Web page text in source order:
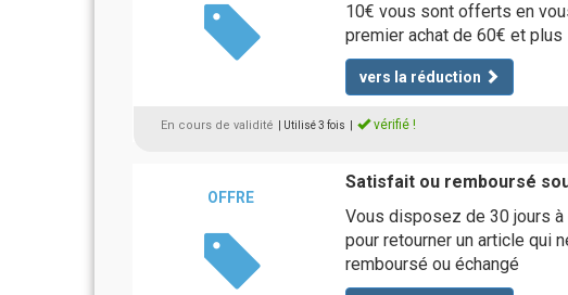
10€ vous sont offerts en
premier achat de 60€ et plus
vers la réduction
En cours de validité | Utilisé 3 fois vérifié !
OFFRE
Satisfait ou remboursé
Vous disposez de 30 jours
pour retourner un article qui
remboursé ou échangé